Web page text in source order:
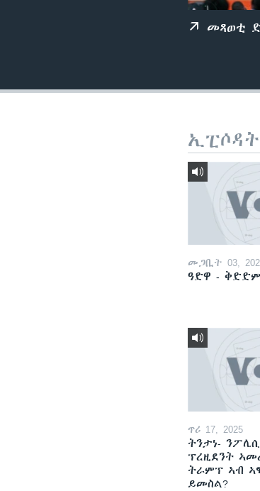
መጻወቲ
ኢፒሶዳት
መጋቢት 03,
ዓድዋ -
ጥሪ 17, 2025
ትንታነ-
ፕረዚደንት
ትራምፕ ኣብ
ይመስል?